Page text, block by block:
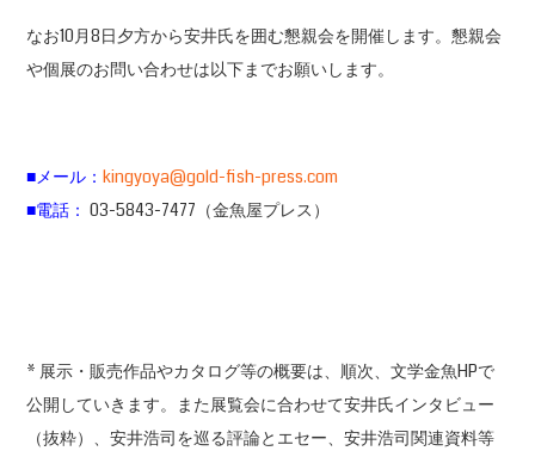
なお10月8日夕方から安井氏を囲む懇親会を開催します。懇親会
や個展のお問い合わせは以下までお願いします。
■メール：kingyoya@gold-fish-press.com
■電話： 03-5843-7477（金魚屋プレス）
* 展示・販売作品やカタログ等の概要は、順次、文学金魚HPで
公開していきます。また展覧会に合わせて安井氏インタビュー
（抜粋）、安井浩司を巡る評論とエセー、安井浩司関連資料等